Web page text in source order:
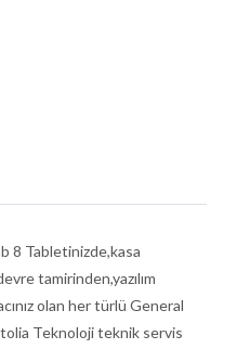
8 Tabletinizde,kasa
tamirinden,yazılım
olan her türlü General
Teknoloji teknik servis